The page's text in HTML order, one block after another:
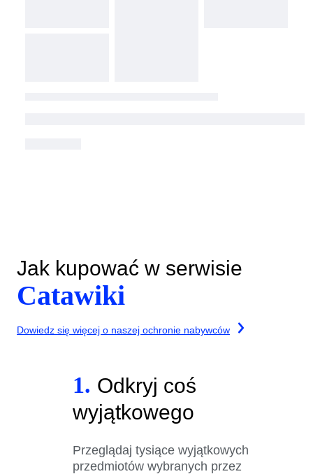
Jak kupować w serwisie
Catawiki
Dowiedz się więcej o naszej ochronie nabywców
1. Odkryj coś
wyjątkowego
Przeglądaj tysiące wyjątkowych
przedmiotów wybranych przez